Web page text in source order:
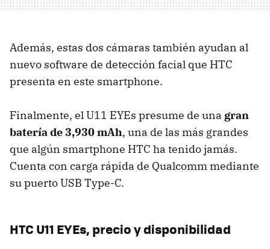
Además, estas dos cámaras también ayudan al
nuevo software de detección facial que HTC
presenta en este smartphone.
Finalmente, el U11 EYEs presume de una gran
batería de 3,930 mAh, una de las más grandes
que algún smartphone HTC ha tenido jamás.
Cuenta con carga rápida de Qualcomm mediante
su puerto USB Type-C.
HTC U11 EYEs, precio y disponibilidad